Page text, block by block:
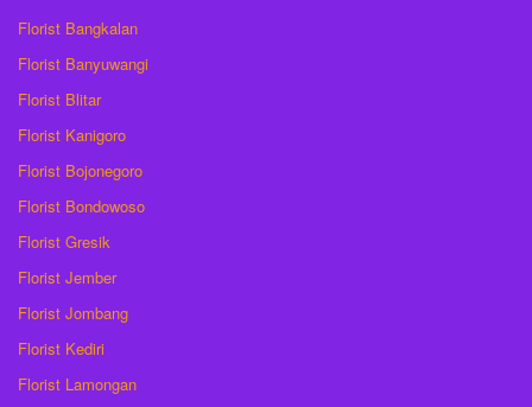
Florist Bangkalan
Florist Banyuwangi
Florist Blitar
Florist Kanigoro
Florist Bojonegoro
Florist Bondowoso
Florist Gresik
Florist Jember
Florist Jombang
Florist Kediri
Florist Lamongan